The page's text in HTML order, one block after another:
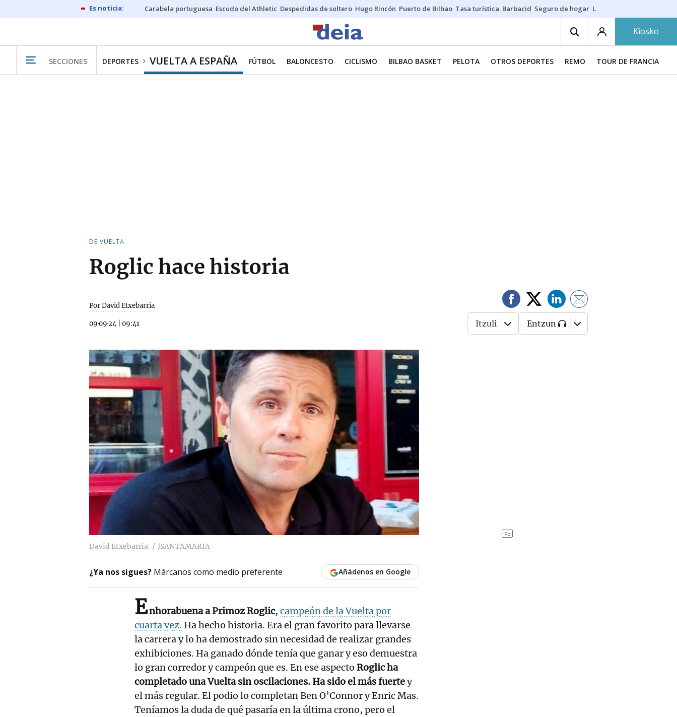
Carabela portuguesa Escudo del Athletic Despedidas de soltero Hugo Rincón Puerto de Bilbao Tasa turística Barbacid Seguro de hogar Lío Athletic-Osasuna
Kiosko
SECCIONES DEPORTES VUELTA A ESPAÑA FÚTBOL BALONCESTO CICLISMO BILBAO BASKET PELOTA OTROS DEPORTES REMO TOUR DE FRANCIA
DE VUELTA
Roglic hace historia
Por David Etxebarria
09·09·24 09:41 Itzuli Entzun
David Etxebarria JSANTAMARIA
¿Ya nos sigues? Márcanos como medio preferente Añádenos en Google
Enhorabuena a Primoz Roglic, campeón de la Vuelta por
cuarta vez. Ha hecho historia. Era el gran favorito para llevarse
la carrera y lo ha demostrado sin necesidad de realizar grandes
exhibiciones. Ha ganado dónde tenía que ganar y eso demuestra
lo gran corredor y campeón que es. En ese aspecto Roglic ha
completado una Vuelta sin oscilaciones. Ha sido el más fuertey
el más regular. El podio lo completan Ben O’Connor y Enric Mas.
Teníamos la duda de qué pasaría en la última crono, pero el